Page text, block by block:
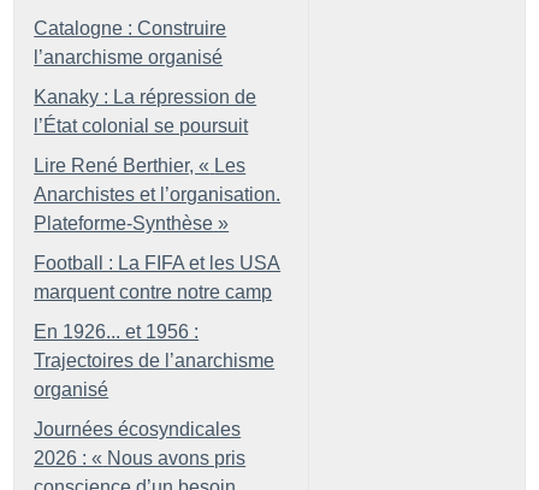
Catalogne : Construire
l’anarchisme organisé
Kanaky : La répression de
l’État colonial se poursuit
Lire René Berthier, « Les
Anarchistes et l’organisation.
Plateforme-Synthèse »
Football : La FIFA et les USA
marquent contre notre camp
En 1926... et 1956 :
Trajectoires de l’anarchisme
organisé
Journées écosyndicales
2026 : « Nous avons pris